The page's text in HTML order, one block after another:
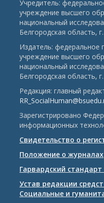
Учредитель:
учреждение высшего
национальный
Белгородская область,
Издатель: федеральное
учреждение высшего
национальный
Белгородская область,
Редакция: главный
Зарегистрировано
информационных
Свидетельство о
Положение о журналах
Гарвардский
Устав редакции
Социальные и